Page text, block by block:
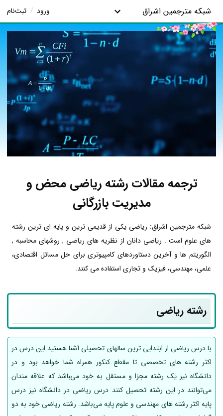
شبکه مترجمین اشراق ورود / ثبت‌نام
ترجمه مقالات رشته ریاضی محض و
مدیریت بازرگانی
شبکه مترجمین اشراق: ریاضی یکی از قدیمی ترین و پایه ای ترین رشته
های علوم است . ریاضی دانان از نظریه های ریاضی , روشهای محاسبه ,
الگوریتم ها و آخرین دستاوردهای کامپیوتری برای حل مسائل اقتصادی،
علمی، مهندسی، فیزیک و تجاری استفاده می کنند.
رشته ریاضی
با درس ریاضی از ابتدایی ترین سالهای تحصیلی آشنا هستید این درس در
اکثر رشته های تخصصی تا مقطع کنکور همراه شما خواهد بود و در
دانشگاه نیز یک رشته مجزا و مستقل به خود می‌‍باشد که علاقه مندان
می‌توانند در این رشته تحصیل کنند درس ریاضی در دانشگاه نیز درس
پایه اکثر رشته های مهندسی و علوم پایه می‌باشد. رشته ریاضی خود به دو